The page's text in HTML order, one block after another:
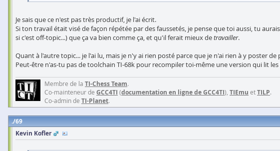
Je sais que ce n'est pas très productif, je l'ai écrit.
Si ton travail était visé de façon répétée par des faussetés, je pense que toi aussi, tu
si c'est off-topic...) que ça va bien comme ça, et qu'il ferait mieux detravailler.
Quant à l'autre topic... je l'ai lu, mais je n'y ai rien posté parce que je n'ai rien à y poster de
Peut-être n'as-tu pas de toolchain TI-68k pour recompiler toi-même une version qui lit
Membre de la TI-Chess Team.
Co-mainteneur de GCC4TI (documentation en ligne de GCC4TI), TIEmu etTILP.
Co-admin de TI-Planet.
69
Kevin Kofler